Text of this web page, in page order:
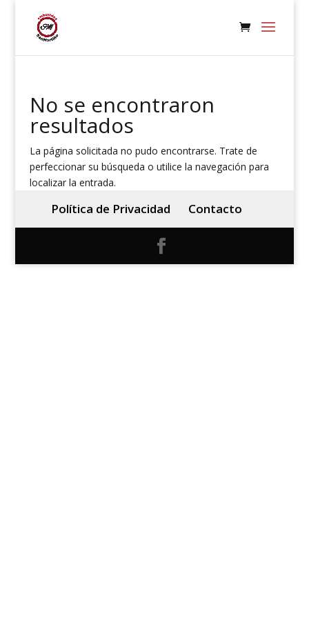
No se encontraron
resultados
La página solicitada no pudo encontrarse. Trate de
perfeccionar su búsqueda o utilice la navegación para
localizar la entrada.
Política de Privacidad Contacto